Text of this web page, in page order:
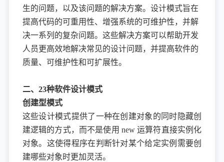
生的问题，以及该问题的解决方案。设计模式旨在
提高代码的可重用性、增强系统的可维护性，并解
决一系列的复杂问题。这些解决方案可以帮助开发
人员更高效地解决常见的设计问题，并提高软件的
质量、可维护性和可扩展性。
二、23种软件设计模式
创建型模式
这些设计模式提供了一种在创建对象的同时隐藏创
建逻辑的方式，而不是使用 new 运算符直接实例化
对象。这使得程序在判断针对某个给定实例需要创
建哪些对象时更加灵活。